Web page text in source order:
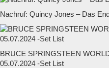
Nachruf: Quincy Jones – Das
BRUCE SPRINGSTEEN
05.07.2024 -Set List